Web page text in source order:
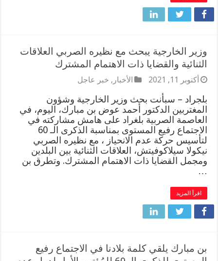
وزير الخارجية يبحث مع نظيره الصربي العلاقات
الثنائية والقضايا ذات الاهتمام المشترك
أكتوبر 11, 2021 الأخبار , خبر عاجل
بلجراد – سبأنت بحث وزير الخارجية وشؤون
المغتربين الدكتور أحمد عوض بن مبارك، اليوم، في
العاصمة الصربية بلغراد على هامش مشاركته في
الاجتماع رفيع المستوى بمناسبة الذكرى الـ 60
لتأسيس حركة عدم الانحياز ، مع نظيره الصربي
نيكولا سيلاكوفيتش، العلاقات الثنائية بين البلدين
ومجمل القضايا ذات الاهتمام المشترك. وتطرق بن
…
اقرأ المزيد
بن مبارك يلقي كلمة بلادنا في الاجتماع رفيع